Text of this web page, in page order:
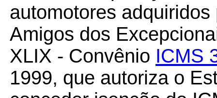
automotores
Amigos dos
XLIX - Convênio ICMS
1999, que autoriza o